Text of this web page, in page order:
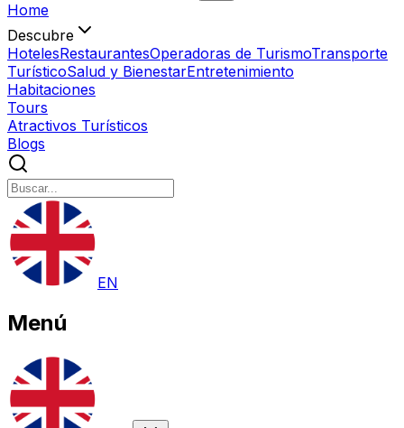
Home
Descubre
HotelesRestaurantesOperadoras de TurismoTransporte
TurísticoSalud y BienestarEntretenimiento
Habitaciones
Tours
Atractivos Turísticos
Blogs
EN
Menú